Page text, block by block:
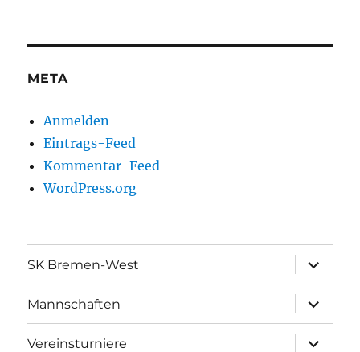
META
Anmelden
Eintrags-Feed
Kommentar-Feed
WordPress.org
SK Bremen-West
öffnen
Mannschaften
öffnen
Vereinsturniere